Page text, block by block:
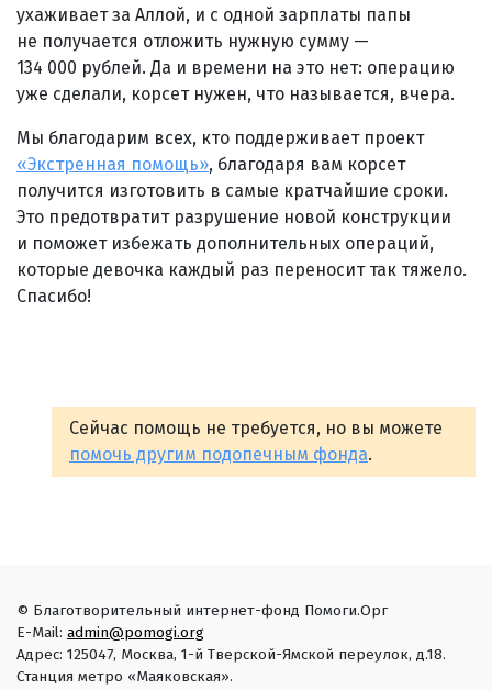
ухаживает за Аллой, и с одной зарплаты папы
не получается отложить нужную сумму —
134 000 рублей. Да и времени на это нет: операцию
уже сделали, корсет нужен, что называется, вчера.
Мы благодарим всех, кто поддерживает проект
«Экстренная помощь», благодаря вам корсет
получится изготовить в самые кратчайшие сроки.
Это предотвратит разрушение новой конструкции
и поможет избежать дополнительных операций,
которые девочка каждый раз переносит так тяжело.
Спасибо!
Сейчас помощь не требуется, но вы можете
помочь другим подопечным фонда.
© Благотворительный интернет-фонд Помоги.Орг
E-Mail: admin@pomogi.org
Адрес: 125047, Москва, 1-й Тверской-Ямской переулок, д.18.
Станция метро «Маяковская».